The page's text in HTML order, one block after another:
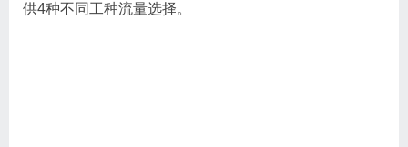
供4种不同工种流量选择。